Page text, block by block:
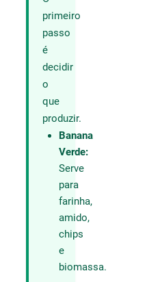
primeiro
passo
é
decidir
o
que
produzir.
Banana
Verde:
Serve
para
farinha,
amido,
chips
e
biomassa.